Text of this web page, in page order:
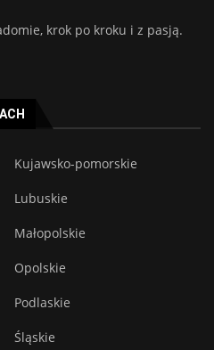
krok po kroku i z pasją.
Kujawsko-pomorskie
Lubuskie
Małopolskie
Opolskie
Podlaskie
Śląskie